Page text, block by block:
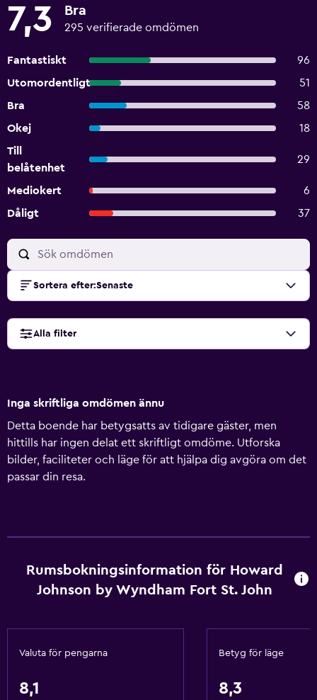
7,3 Bra
295 verifierade omdömen
Fantastiskt
96
Utomordentligt
51
Bra
58
Okej
18
Till
belåtenhet
29
Mediokert
6
Dåligt
37
Sortera efter:Senaste
Alla filter
Inga skriftliga omdömen ännu
Detta boende har betygsatts av tidigare gäster, men
hittills har ingen delat ett skriftligt omdöme. Utforska
bilder, faciliteter och läge för att hjälpa dig avgöra om det
passar din resa.
Rumsbokningsinformation för Howard
Johnson by Wyndham Fort St. John
Valuta för pengarna
8,1
Betyg för läge
8,3